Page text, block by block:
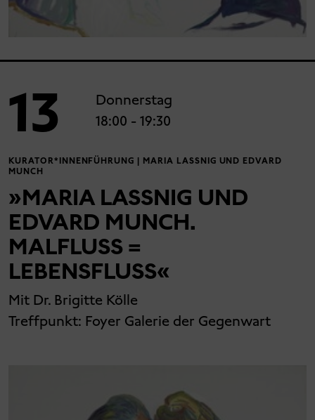
13
Donnerstag
18:00 - 19:30
KURATOR*INNENFÜHRUNG | MARIA LASSNIG UND EDVARD
MUNCH
»MARIA LASSNIG UND
EDVARD MUNCH.
MALFLUSS =
LEBENSFLUSS«
Mit Dr. Brigitte Kölle
Treffpunkt: Foyer Galerie der Gegenwart